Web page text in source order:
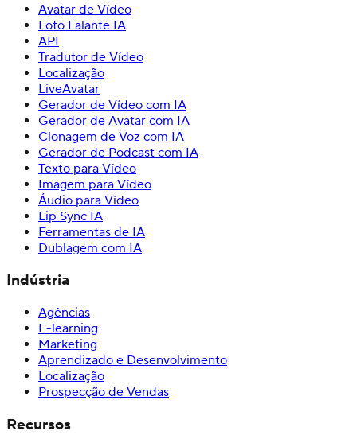
Avatar de Vídeo
Foto Falante IA
API
Tradutor de Vídeo
Localização
LiveAvatar
Gerador de Vídeo com IA
Gerador de Avatar com IA
Clonagem de Voz com IA
Gerador de Podcast com IA
Texto para Vídeo
Imagem para Vídeo
Áudio para Vídeo
Lip Sync IA
Ferramentas de IA
Dublagem com IA
Indústria
Agências
E-learning
Marketing
Aprendizado e Desenvolvimento
Localização
Prospecção de Vendas
Recursos